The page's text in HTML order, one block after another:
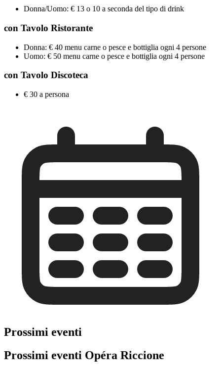
Donna/Uomo: € 13 o 10 a seconda del tipo di drink
con Tavolo Ristorante
Donna: € 40 menu carne o pesce e bottiglia ogni 4 persone
Uomo: € 50 menu carne o pesce e bottiglia ogni 4 persone
con Tavolo Discoteca
€ 30 a persona
Prossimi eventi
Prossimi eventi Opéra Riccione